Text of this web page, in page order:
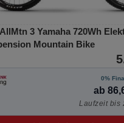
3 Yamaha 720Wh
Mountain Bike
0%
ab
Laufzeit bis